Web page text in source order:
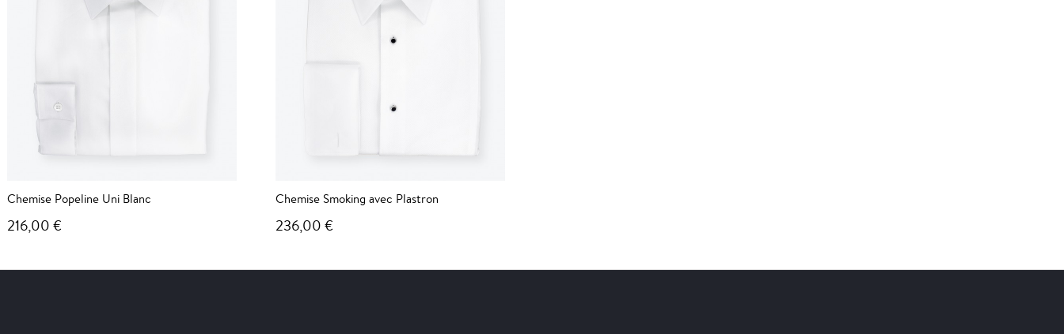
Chemise Popeline Uni Blanc
216,00 €
Chemise Smoking avec Plastron
236,00 €